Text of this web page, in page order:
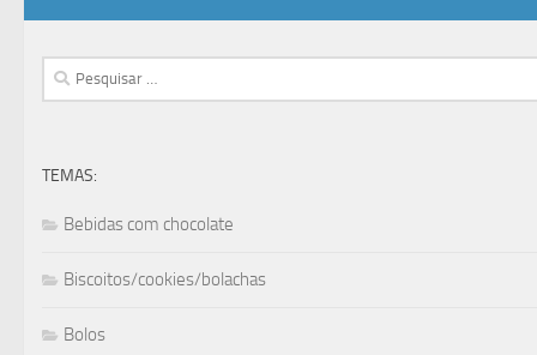
Pesquisar
por:
TEMAS:
Bebidas com chocolate
Biscoitos/cookies/bolachas
Bolos